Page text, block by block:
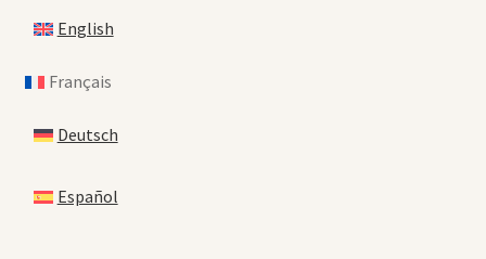
English
Français
Deutsch
Español